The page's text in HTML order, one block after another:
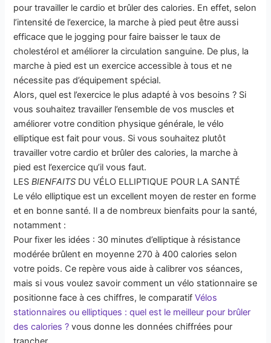
pour travailler le cardio et brûler des calories. En effet, selon
l’intensité de l’exercice, la marche à pied peut être aussi
efficace que le jogging pour faire baisser le taux de
cholestérol et améliorer la circulation sanguine. De plus, la
marche à pied est un exercice accessible à tous et ne
nécessite pas d’équipement spécial.
Alors, quel est l’exercice le plus adapté à vos besoins ? Si
vous souhaitez travailler l’ensemble de vos muscles et
améliorer votre condition physique générale, le vélo
elliptique est fait pour vous. Si vous souhaitez plutôt
travailler votre cardio et brûler des calories, la marche à
pied est l’exercice qu’il vous faut.
LESBIENFAITS DU VÉLO ELLIPTIQUE POUR LA SANTÉ
Le vélo elliptique est un excellent moyen de rester en forme
et en bonne santé. Il a de nombreux bienfaits pour la santé,
notamment :
Pour fixer les idées : 30 minutes d’elliptique à résistance
modérée brûlent en moyenne 270 à 400 calories selon
votre poids. Ce repère vous aide à calibrer vos séances,
mais si vous voulez savoir comment un vélo stationnaire se
positionne face à ces chiffres, le comparatifVélos
stationnaires ou elliptiques : quel est le meilleur pour brûler
des calories ? vous donne les données chiffrées pour